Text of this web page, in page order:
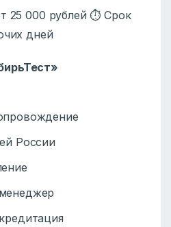
25 000 рублей ⏱️ Срок
дней
России